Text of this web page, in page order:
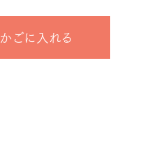
かごに入れる